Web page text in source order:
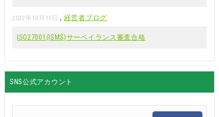
2022年10月13日 , 経営者ブログ
ISO27001(ISMS)サーベイランス審査合格
SNS公式アカウント